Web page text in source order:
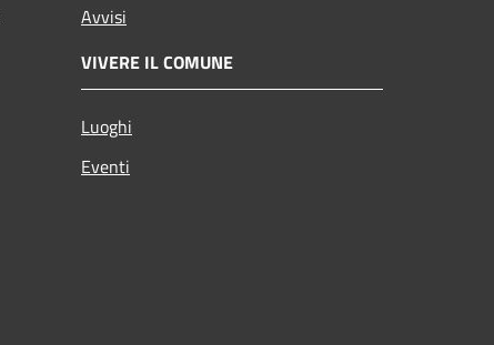
Avvisi
VIVERE IL COMUNE
Luoghi
Eventi